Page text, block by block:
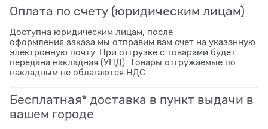
Оплата по счету (юридическим лицам)
Доступна юридическим лицам, после
оформления заказа мы отправим вам счет на указанную
электронную почту. При отгрузке с товарами будет
передана накладная (УПД). Товары отгружаемые по
накладным не облагаются НДС.
Бесплатная* доставка в пункт выдачи в
вашем городе